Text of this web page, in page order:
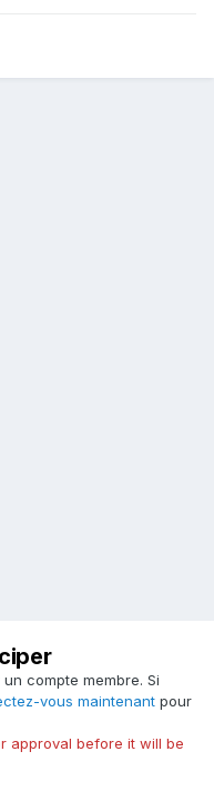
compte membre. Si
vous maintenant pour
approval before it will be